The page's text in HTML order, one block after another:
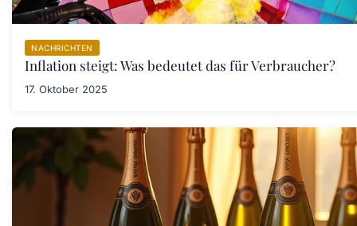
NACHRICHTEN
Inflation steigt: Was bedeutet das für Verbraucher?
17. Oktober 2025